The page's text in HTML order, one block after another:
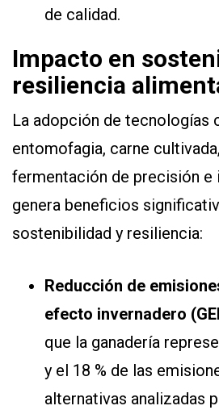
de calidad.
Impacto en
resiliencia
La adopción de tecnologías
entomofagia, carne
fermentación de precisión e
genera beneficios
sostenibilidad y resiliencia:
Reducción de
efecto invernadero
que la ganadería
y el 18 % de las
alternativas analizadas